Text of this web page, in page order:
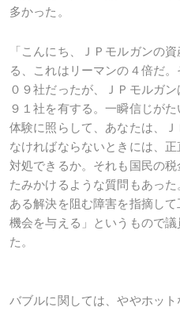
多かった。
「こんにち、ＪＰモルガンの
る、これはリーマンの４倍だ
０９社だったが、ＪＰモルガ
９１社を有する。一瞬信じが
体験に照らして、あなたは、
なければならないときには、
対処できるか。それも国民の
たみかけるような質問もあっ
ある解決を阻む障害を指摘し
機会を与える」というもので
た。
バブルに関しては、ややホット